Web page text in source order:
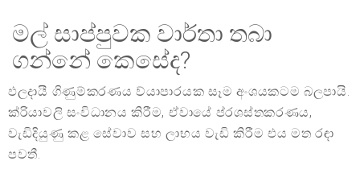
මල් සාප්පුවක වාර්තා තබා
ගන්නේ කෙසේද?
ඵලදායී ගිණුම්කරණය ව්යාපාරයක සෑම අංශයකටම බලපායි.
ක්රියාවලි සංවිධානය කිරීම, ඒවායේ ප්රශස්තකරණය,
වැඩිදියුණු කළ සේවාව සහ ලාභය වැඩි කිරීම එය මත රඳා
පවතී.